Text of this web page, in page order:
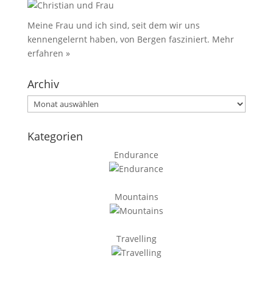
Meine Frau und ich sind, seit dem wir uns
kennengelernt haben, von Bergen fasziniert. Mehr
erfahren »
Archiv
Archiv
Kategorien
Endurance
Mountains
Travelling